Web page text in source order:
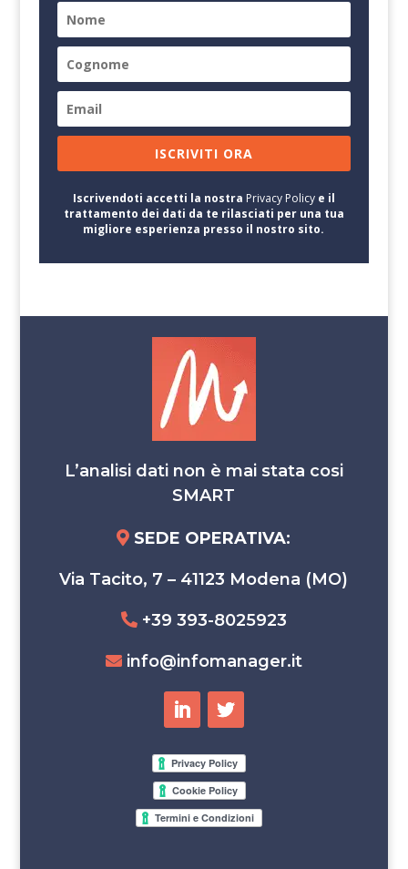
ISCRIVITI ORA
Iscrivendoti accetti la nostra Privacy Policye il
trattamento dei dati da te rilasciati per una tua
migliore esperienza presso il nostro sito.
L’analisi dati non è mai stata cosi
SMART
SEDE OPERATIVA:
Via Tacito, 7 – 41123 Modena (MO)
+39 393-8025923
info@infomanager.it